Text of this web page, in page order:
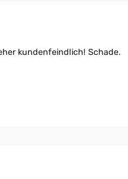
kundenfeindlich! Schade.